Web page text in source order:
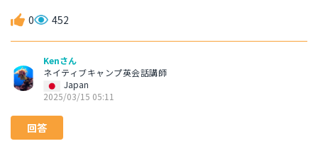
0 452
Kenさん
ネイティブキャンプ英会話講師
Japan
2025/03/15 05:11
回答